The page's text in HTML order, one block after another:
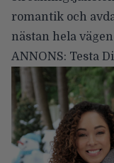
romantik och
nästan hela
ANNONS: Testa